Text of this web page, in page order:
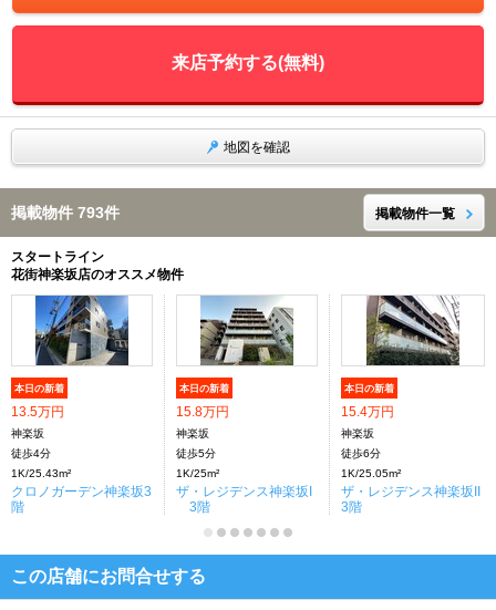
来店予約する(無料)
地図を確認
掲載物件 793件 掲載物件一覧
スタートライン
花街神楽坂店のオススメ物件
本日の新着
13.5万円
神楽坂
徒歩4分
1K/25.43m²
クロノガーデン神楽坂3
階
本日の新着
15.8万円
神楽坂
徒歩5分
1K/25m²
ザ・レジデンス神楽坂I
3階
本日の新着
15.4万円
神楽坂
徒歩6分
1K/25.05m²
ザ・レジデンス神楽坂II
3階
この店舗にお問合せする